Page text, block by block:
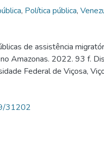
, Política pública,
de assistência
Amazonas. 2022. 93 f.
Federal de Viçosa,
31202